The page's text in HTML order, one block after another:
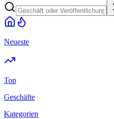
Neueste
Top
Geschäfte
Kategorien